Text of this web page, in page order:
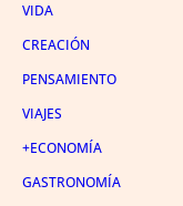
VIDA
CREACIÓN
PENSAMIENTO
VIAJES
+ECONOMÍA
GASTRONOMÍA